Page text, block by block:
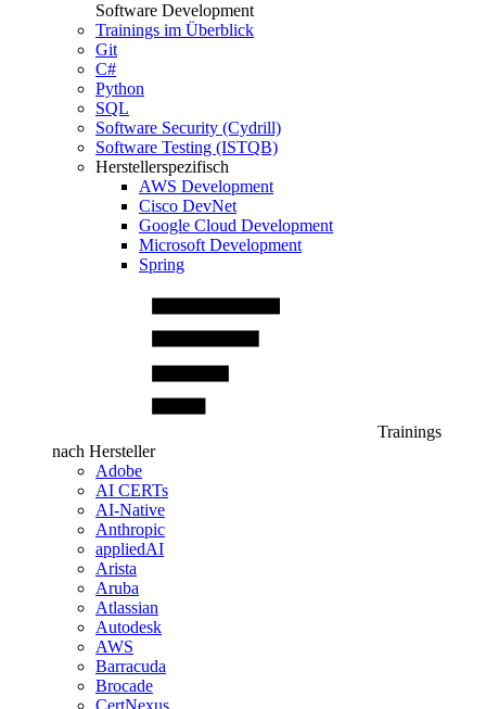
Software Development
Trainings im Überblick
Git
C#
Python
SQL
Software Security (Cydrill)
Software Testing (ISTQB)
Herstellerspezifisch
AWS Development
Cisco DevNet
Google Cloud Development
Microsoft Development
Spring
Trainings
nach Hersteller
Adobe
AI CERTs
AI-Native
Anthropic
appliedAI
Arista
Aruba
Atlassian
Autodesk
AWS
Barracuda
Brocade
CertNexus